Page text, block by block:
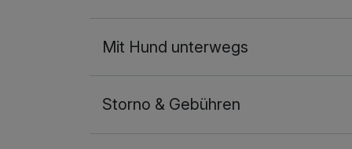
Mit Hund unterwegs
Storno & Gebühren